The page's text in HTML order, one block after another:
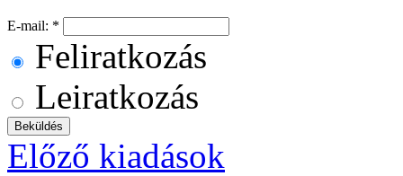
E-mail: *
Feliratkozás
Leiratkozás
Előző kiadások